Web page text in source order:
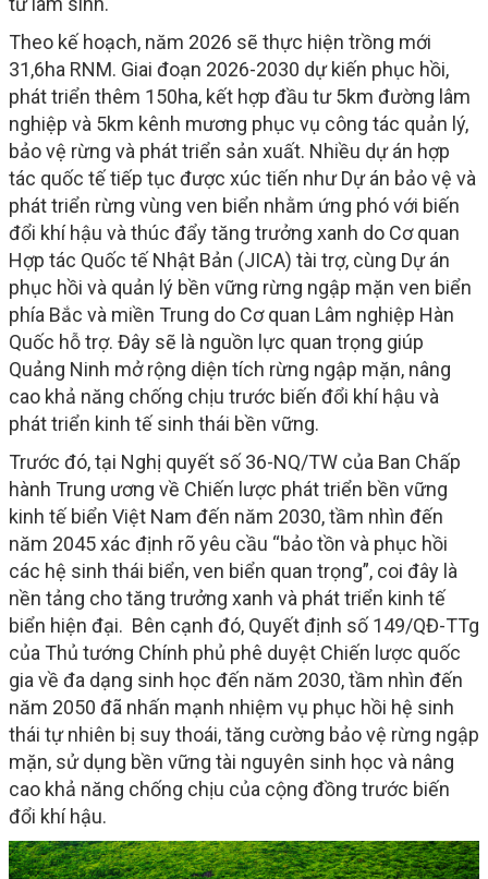
Theo kế hoạch, năm 2026 sẽ thực hiện trồng mới
31,6ha RNM. Giai đoạn 2026-2030 dự kiến phục hồi,
phát triển thêm 150ha, kết hợp đầu tư 5km đường lâm
nghiệp và 5km kênh mương phục vụ công tác quản lý,
bảo vệ rừng và phát triển sản xuất. Nhiều dự án hợp
tác quốc tế tiếp tục được xúc tiến như Dự án bảo vệ và
phát triển rừng vùng ven biển nhằm ứng phó với biến
đổi khí hậu và thúc đẩy tăng trưởng xanh do Cơ quan
Hợp tác Quốc tế Nhật Bản (JICA) tài trợ, cùng Dự án
phục hồi và quản lý bền vững rừng ngập mặn ven biển
phía Bắc và miền Trung do Cơ quan Lâm nghiệp Hàn
Quốc hỗ trợ. Đây sẽ là nguồn lực quan trọng giúp
Quảng Ninh mở rộng diện tích rừng ngập mặn, nâng
cao khả năng chống chịu trước biến đổi khí hậu và
phát triển kinh tế sinh thái bền vững.
Trước đó, tại Nghị quyết số 36-NQ/TW của Ban Chấp
hành Trung ương về Chiến lược phát triển bền vững
kinh tế biển Việt Nam đến năm 2030, tầm nhìn đến
năm 2045 xác định rõ yêu cầu “bảo tồn và phục hồi
các hệ sinh thái biển, ven biển quan trọng”, coi đây là
nền tảng cho tăng trưởng xanh và phát triển kinh tế
biển hiện đại. Bên cạnh đó, Quyết định số 149/QĐ-TTg
của Thủ tướng Chính phủ phê duyệt Chiến lược quốc
gia về đa dạng sinh học đến năm 2030, tầm nhìn đến
năm 2050 đã nhấn mạnh nhiệm vụ phục hồi hệ sinh
thái tự nhiên bị suy thoái, tăng cường bảo vệ rừng ngập
mặn, sử dụng bền vững tài nguyên sinh học và nâng
cao khả năng chống chịu của cộng đồng trước biến
đổi khí hậu.